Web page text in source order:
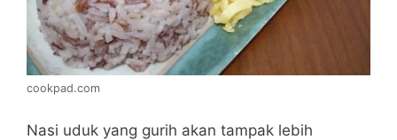
cookpad.com
Nasi uduk yang gurih akan tampak lebih